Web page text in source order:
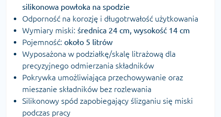
silikonowa powłoka na spodzie
Odporność na korozję i długotrwałość użytkowania
Wymiary miski: średnica 24 cm, wysokość 14 cm
Pojemność: około 5 litrów
Wyposażona w podziałkę/skalę litrażową dla
precyzyjnego odmierzania składników
Pokrywka umożliwiająca przechowywanie oraz
mieszanie składników bez rozlewania
Silikonowy spód zapobiegający ślizganiu się miski
podczas pracy